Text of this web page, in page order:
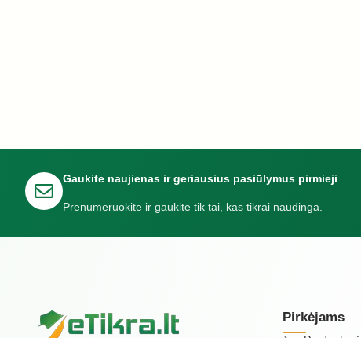
Gaukite naujienas ir geriausius pasiūlymus pirmieji
Prenumeruokite ir gaukite tik tai, kas tikrai naudinga.
Pirkėjams